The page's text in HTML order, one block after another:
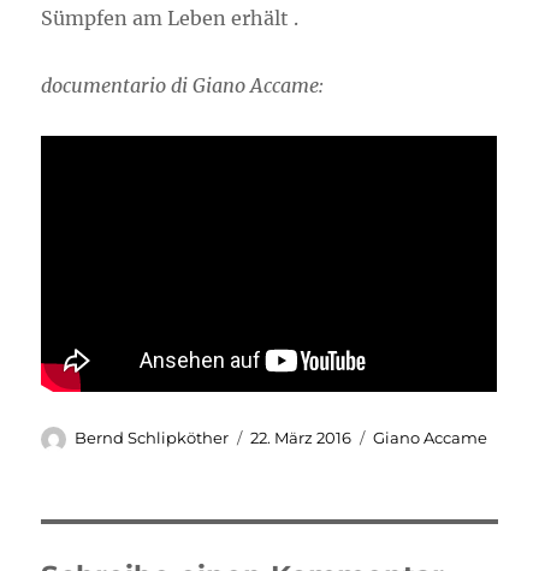
Sümpfen am Leben erhält .
documentario di Giano Accame:
Autor
Bernd Schlipköther
Veröffentlicht
22. März 2016 Schlagwörter
Giano Accame